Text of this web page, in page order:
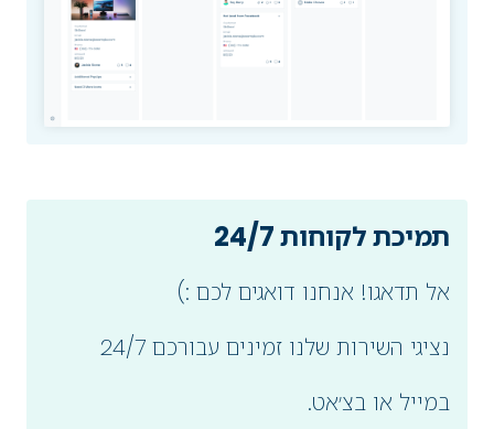
תמיכת לקוחות 24/7
אל תדאגו! אנחנו דואגים לכם :)
נציגי השירות שלנו זמינים עבורכם 24/7
במייל או בצ׳אט.